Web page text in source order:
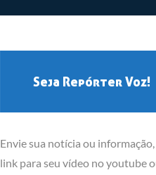
Seja Repórter Voz!
Envie sua notícia ou
link para seu vídeo no youtube